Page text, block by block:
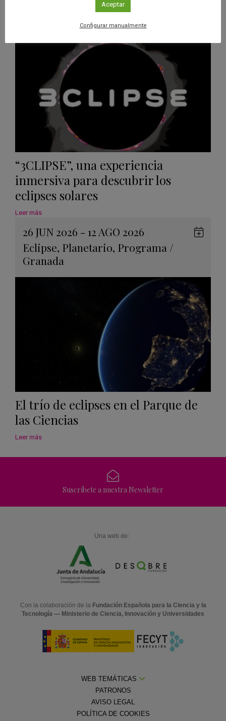
Planetario/Gérgal
Sevilla
“3CLIPSE”, una experiencia
inmersiva para descubrir los
eclipses solares
Leer más
26 JUN 2026 - 12 AGO 2026
Eclipse, Planetario, Programa /
Granada
El trío de eclipses en el Parque de
las Ciencias
Leer más
Suscríbete a nuestra Newsletter
Una web de:
Con la colaboración de la Fundación Española para la Ciencia y la
Tecnología — Ministerio de Ciencia, Innovación y Universidades
WEB TEMÁTICAS
PATRONOS
AVISO LEGAL
POLÍTICA DE COOKIES
Aceptar
Configurar manualmente